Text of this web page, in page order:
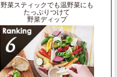
野菜スティックでも温野菜にも
たっぷりつけて
野菜ディップ